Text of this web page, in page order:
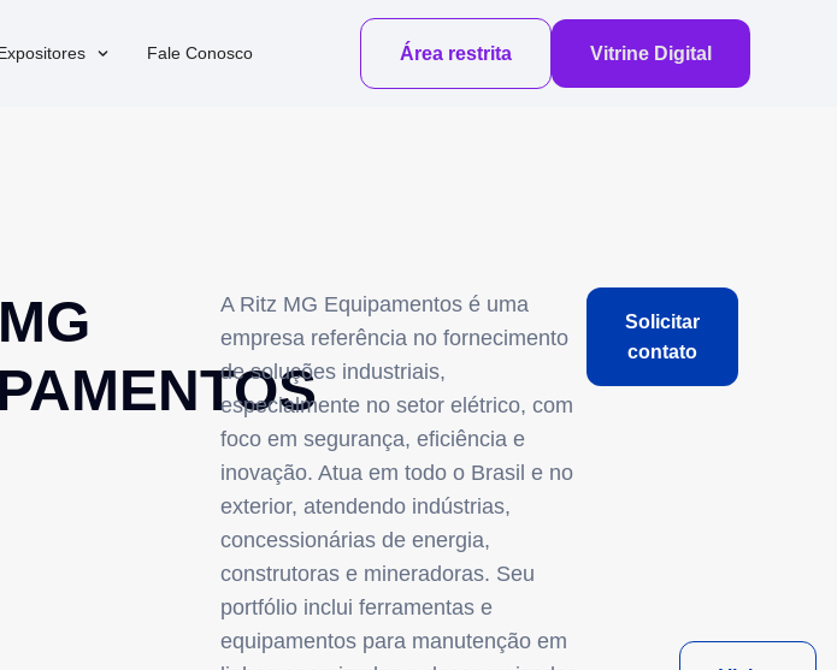
Fale Conosco Área restrita Vitrine Digital
A Ritz MG Equipamentos é uma
empresa referência no fornecimento
de soluções industriais,
especialmente no setor elétrico, com
foco em segurança, eficiência e
inovação. Atua em todo o Brasil e no
exterior, atendendo indústrias,
concessionárias de energia,
construtoras e mineradoras. Seu
portfólio inclui ferramentas e
equipamentos para manutenção em
Solicitar
contato